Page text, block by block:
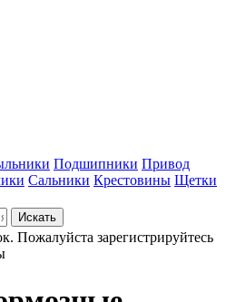
Подшипники Привод
Сальники Крестовины Щетки
Пожалуйста зарегистрируйтесь